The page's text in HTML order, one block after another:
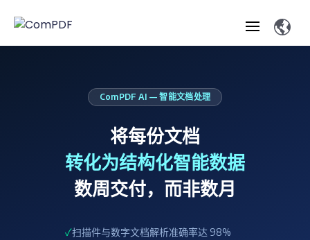
联系销售
免费试用
ComPDF AI — 智能文档处理
将每份文档
转化为结构化智能数据
数周交付，而非数月
✓扫描件与数字文档解析准确率达 98%